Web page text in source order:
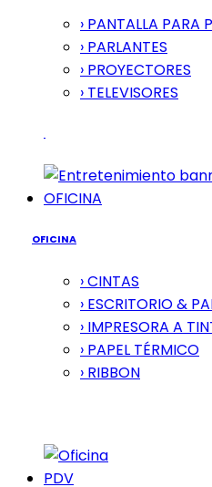
› PANTALLA PARA
› PARLANTES
› PROYECTORES
› TELEVISORES
OFICINA
OFICINA
› CINTAS
› ESCRITORIO &
› IMPRESORA A
› PAPEL TÉRMICO
› RIBBON
PDV